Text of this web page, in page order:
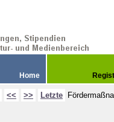
Home
<< >> Letzte